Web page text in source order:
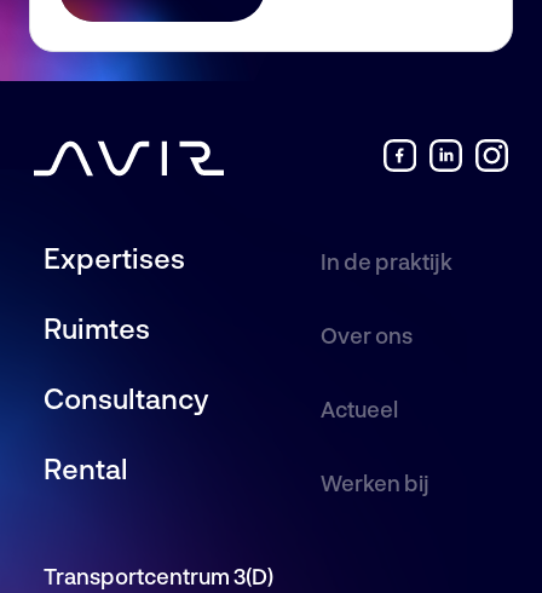
Expertises
Ruimtes
Consultancy
Rental
In de praktijk
Over ons
Actueel
Werken bij
Transportcentrum 3(D)